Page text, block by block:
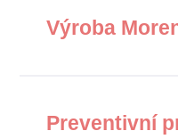
Výroba
Preventivní